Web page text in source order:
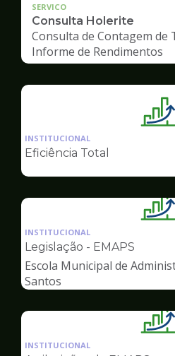
SERVICO
Consulta Holerite
Consulta de Contagem de
Informe de Rendimentos
INSTITUCIONAL
Eficiência Total
de
INSTITUCIONAL
Legislação - EMAPS
Escola Municipal de
Santos
INSTITUCIONAL